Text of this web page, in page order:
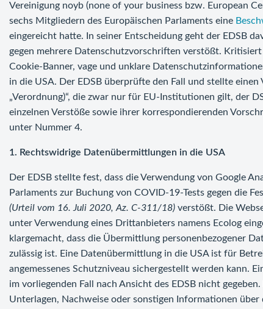
Vereinigung noyb (none of your business bzw. European
sechs Mitgliedern des Europäischen Parlaments eine
eingereicht hatte. In seiner Entscheidung geht der EDSB
gegen mehrere Datenschutzvorschriften verstößt.
Cookie-Banner, vage und unklare
in die USA. Der EDSB überprüfte den Fall und stellte einen
„Verordnung)“, die zwar nur für EU-Institutionen gilt, der
einzelnen Verstöße sowie ihrer korrespondierenden
unter Nummer 4.
1. Rechtswidrige Datenübermittlungen in die USA
Der EDSB stellte fest, dass die Verwendung von Google
Parlaments zur Buchung von COVID-19-Tests gegen die
(Urteil vom 16. Juli 2020, Az. C-311/18) verstößt. Die
unter Verwendung eines Drittanbieters namens Ecolog
klargemacht, dass die Übermittlung personenbezogener
zulässig ist. Eine Datenübermittlung in die USA ist für
angemessenes Schutzniveau sichergestellt werden kann.
im vorliegenden Fall nach Ansicht des EDSB nicht
Unterlagen, Nachweise oder sonstigen Informationen